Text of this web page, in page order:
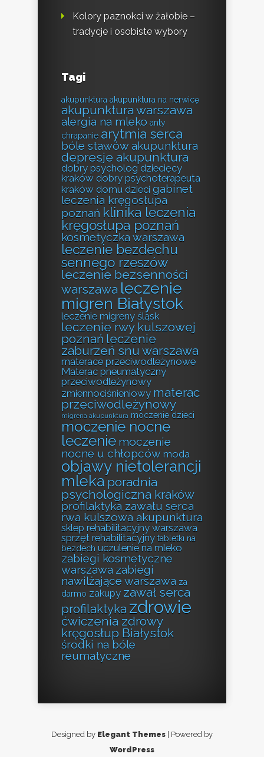
Kolory paznokci w żałobie –
tradycje i osobiste wybory
Tagi
akupunktura akupunktura na nerwicę
akupunktura warszawa
alergia na mleko anty
chrapanie arytmia serca
bóle stawów akupunktura
depresje akupunktura
dobry psycholog dziecięcy
kraków dobry psychoterapeuta
kraków domu dzieci gabinet
leczenia kręgosłupa
poznań klinika leczenia
kręgosłupa poznań
kosmetyczka warszawa
leczenie bezdechu
sennego rzeszów
leczenie bezsenności
warszawa leczenie
migren Białystok
leczenie migreny śląsk
leczenie rwy kulszowej
poznań leczenie
zaburzeń snu warszawa
materace przeciwodleżynowe
Materac pneumatyczny
przeciwodleżynowy
zmiennociśnieniowy materac
przeciwodleżynowy
migrena akupunktura moczenie dzieci
moczenie nocne
leczenie moczenie
nocne u chłopców moda
objawy nietolerancji
mleka poradnia
psychologiczna kraków
profilaktyka zawału serca
rwa kulszowa akupunktura
sklep rehabilitacyjny warszawa
sprzęt rehabilitacyjny tabletki na
bezdech uczulenie na mleko
zabiegi kosmetyczne
warszawa zabiegi
nawilżające warszawa za
darmo zakupy zawał serca
profilaktyka zdrowie
ćwiczenia zdrowy
kręgosłup Białystok
środki na bóle
reumatyczne
Designed by Elegant Themes | Powered by
WordPress